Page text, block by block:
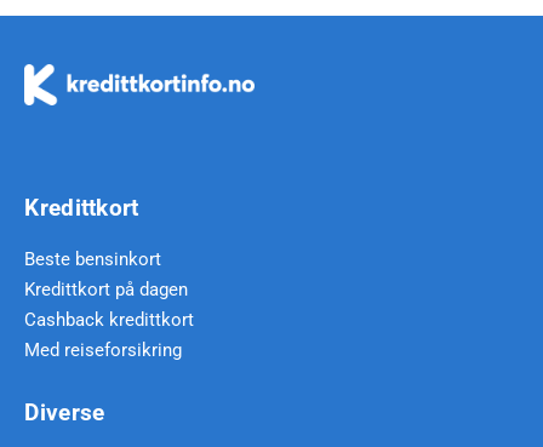
Kredittkort
Beste bensinkort
Kredittkort på dagen
Cashback kredittkort
Med reiseforsikring
Diverse